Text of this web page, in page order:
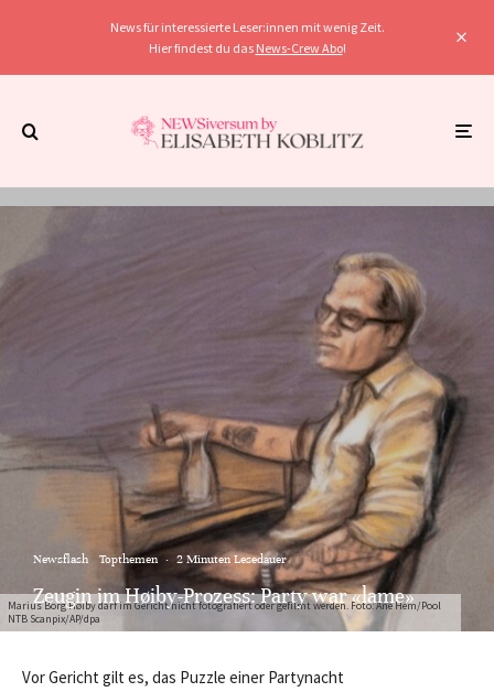
News für interessierte Leser:innen mit wenig Zeit.
Hier findest du das News-Crew Abo!
Marius Borg Høiby darf im Gericht nicht fotografiert oder gefilmt werden. Foto: Ane Hem/Pool
NTB Scanpix/AP/dpa
Newsflash Topthemen · 2 Minuten Lesedauer
Zeugin im Høiby-Prozess: Party war «lame»
Vor Gericht gilt es, das Puzzle einer Partynacht